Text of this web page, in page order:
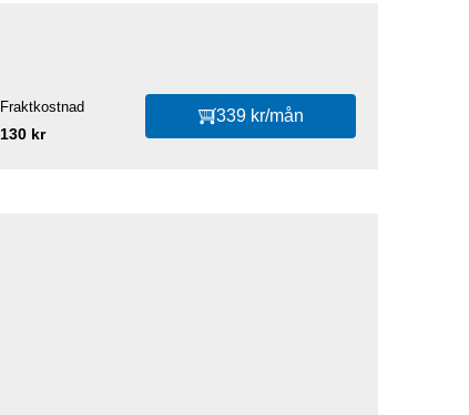
Fraktkostnad
130 kr
339 kr/mån